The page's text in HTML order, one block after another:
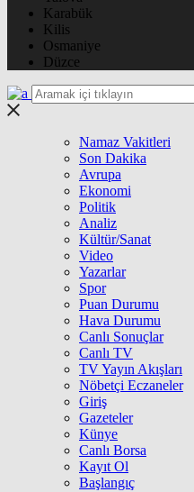
Karabük
Kilis
Osmaniye
Düzce
Namaz Vakitleri
Son Dakika
Avrupa
Ekonomi
Politik
Analiz
Kültür/Sanat
Video
Yazarlar
Spor
Puan Durumu
Hava Durumu
Canlı Sonuçlar
Canlı TV
TV Yayın Akışları
Nöbetçi Eczaneler
Giriş
Gazeteler
Künye
Canlı Borsa
Kayıt Ol
Başlangıç